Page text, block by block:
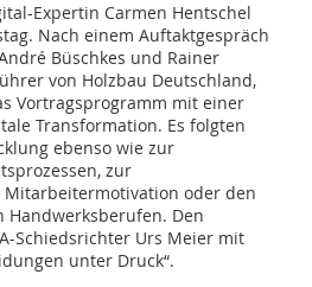
Expertin Carmen Hentschel
Nach einem Auftaktgespräch
Büschkes und Rainer
von Holzbau Deutschland,
Vortragsprogramm mit einer
Transformation. Es folgten
ebenso wie zur
zur
oder den
Handwerksberufen. Den
Schiedsrichter Urs Meier mit
unter Druck“.